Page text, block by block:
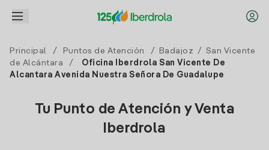
Principal / Puntos de Atención / Badajoz / San Vicente
de Alcántara
/
Oficina Iberdrola San Vicente De
Alcantara Avenida Nuestra Señora De Guadalupe
Tu Punto de Atención y Venta
Iberdrola